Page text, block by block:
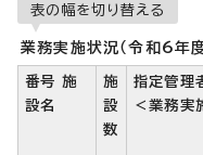
表の幅を切り替える
業務実施状況（令和6年度
番号 施
設名
施
設
数
指定管理
＜業務実